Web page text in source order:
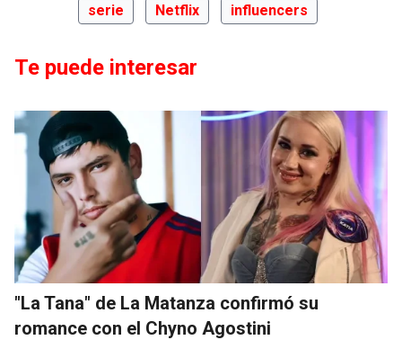
serie Netflix influencers
Te puede interesar
"La Tana" de La Matanza confirmó su
romance con el Chyno Agostini